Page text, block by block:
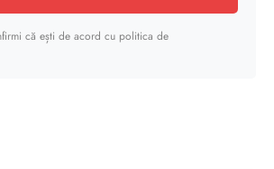
că ești de acord cu politica de